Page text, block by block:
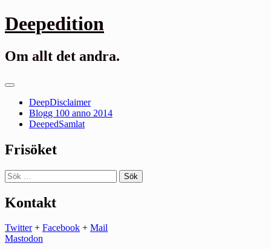
Gå
till
Deepedition
Om allt det andra.
Primär
DeepDisclaimer
Blogg 100 anno 2014
DeepedSamlat
Frisöket
Sök
efter:
Kontakt
Twitter+ Facebook + Mail
Mastodon